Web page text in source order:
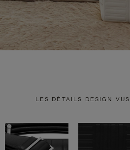
LES DÉTAILS DESIGN